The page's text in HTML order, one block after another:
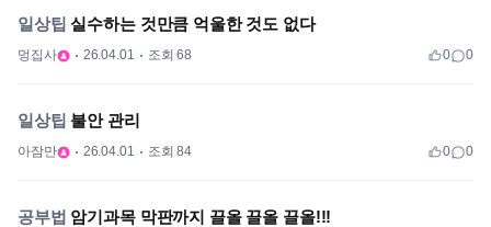
일상팁 실수하는 것만큼 억울한 것도 없다
멍집사 26.04.01 조회 68 0 0
일상팁 불안 관리
아잠만 26.04.01 조회 84 0 0
공부법 암기과목 막판까지 끌올 끌올 끌올!!!